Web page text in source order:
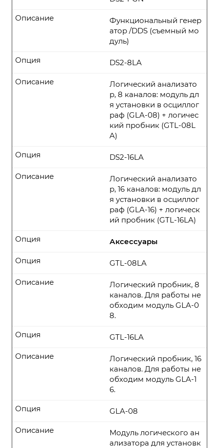
Функциональный генер
атор /DDS (съемный мо
дуль)
Описание
DS2-8LA
Опция
Логический анализато
р, 8 каналов: модуль дл
я установки в осциллог
раф (GLA-08) + логичес
кий пробник (GTL-08L
A)
Описание
DS2-16LA
Опция
Логический анализато
р, 16 каналов: модуль дл
я установки в осциллог
раф (GLA-16) + логическ
ий пробник (GTL-16LA)
Описание
Аксессуары
Опция
GTL-08LA
Опция
Логический пробник, 8
каналов. Для работы не
обходим модуль GLA-0
8.
Описание
GTL-16LA
Опция
Логический пробник, 16
каналов. Для работы не
обходим модуль GLA-1
6.
Описание
GLA-08
Опция
Модуль логического ан
ализатора для установк
Описание